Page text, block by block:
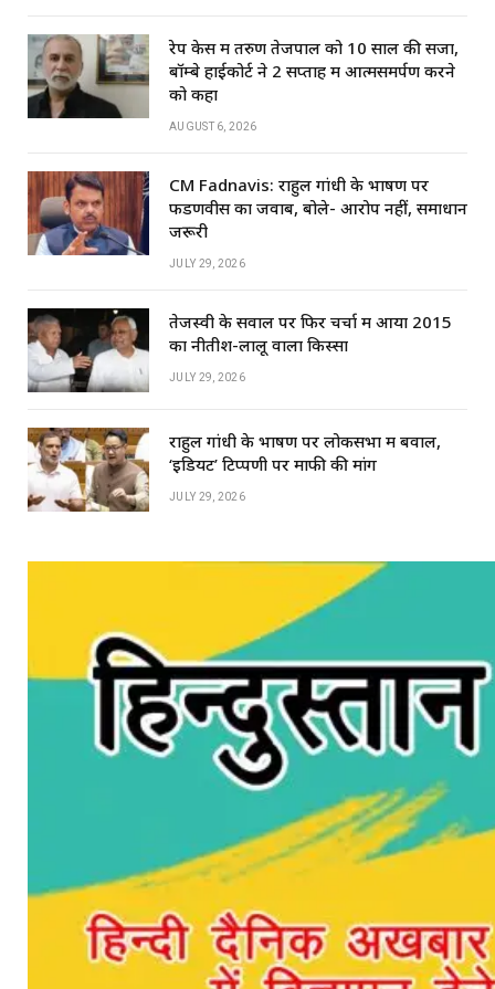
रेप केस में तरुण तेजपाल को 10 साल की सजा,
बॉम्बे हाईकोर्ट ने 2 सप्ताह में आत्मसमर्पण करने
को कहा
AUGUST 6, 2026
CM Fadnavis: राहुल गांधी के भाषण पर
फडणवीस का जवाब, बोले- आरोप नहीं, समाधान
जरूरी
JULY 29, 2026
तेजस्वी के सवाल पर फिर चर्चा में आया 2015
का नीतीश-लालू वाला किस्सा
JULY 29, 2026
राहुल गांधी के भाषण पर लोकसभा में बवाल,
‘इडियट’ टिप्पणी पर माफी की मांग
JULY 29, 2026